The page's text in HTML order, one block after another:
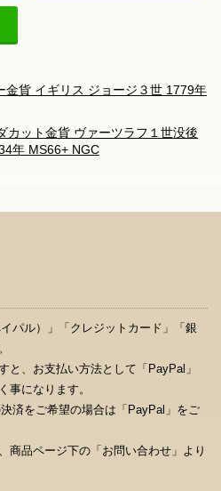
金貨 イギリス ジョージ３世 1779年
カット金貨 ヴァーツラフ１世没後
年 MS66+ NGC
パル）」「クレジットカード」「銀
と、お支払い方法として「PayPal」
事になります。
済をご希望の場合は「PayPal」をご
商品ページ下の「お問い合わせ」より